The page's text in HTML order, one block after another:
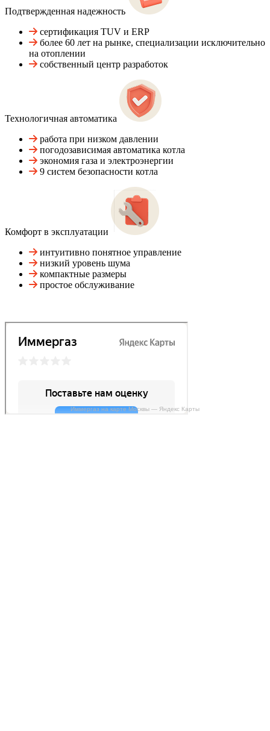
Подтвержденная надежность
сертификация TUV и ERP
более 60 лет на рынке, специализации исключительно
на отоплении
собственный центр разработок
Технологичная автоматика
работа при низком давлении
погодозависимая автоматика котла
экономия газа и электроэнергии
9 систем безопасности котла
Комфорт в эксплуатации
интуитивно понятное управление
низкий уровень шума
компактные размеры
простое обслуживание
Иммергаз на карте Москвы — Яндекс Карты